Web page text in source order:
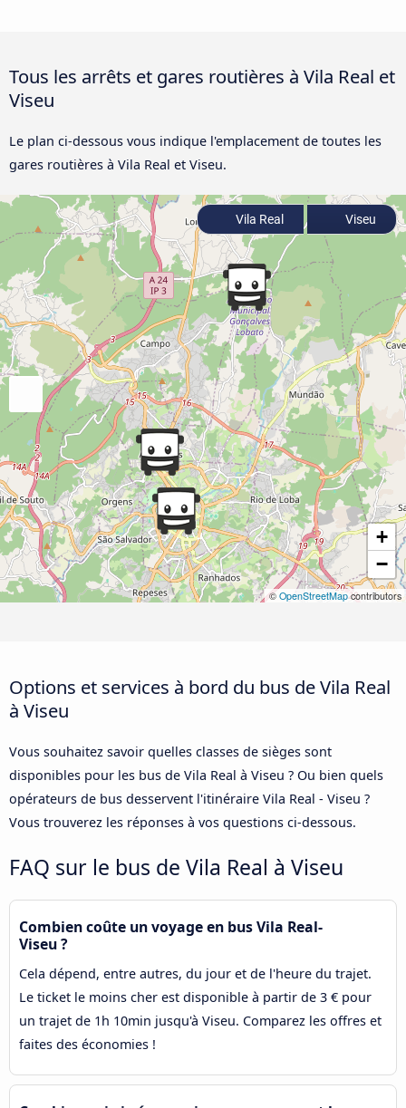
Tous les arrêts et gares routières à Vila Real et
Viseu
Le plan ci-dessous vous indique l'emplacement de toutes les
gares routières à Vila Real et Viseu.
+
−
© OpenStreetMapcontributors
Vila Real Viseu
Options et services à bord du bus de Vila Real
à Viseu
Vous souhaitez savoir quelles classes de sièges sont
disponibles pour les bus de Vila Real à Viseu ? Ou bien quels
opérateurs de bus desservent l'itinéraire Vila Real - Viseu ?
Vous trouverez les réponses à vos questions ci-dessous.
FAQ sur le bus de Vila Real à Viseu
Combien coûte un voyage en bus Vila Real-
Viseu ?
Cela dépend, entre autres, du jour et de l'heure du trajet.
Le ticket le moins cher est disponible à partir de 3 € pour
un trajet de 1h 10min jusqu'à Viseu. Comparez les offres et
faites des économies !